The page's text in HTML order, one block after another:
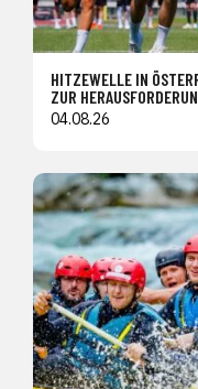
HITZEWELLE IN
ZUR
04.08.26